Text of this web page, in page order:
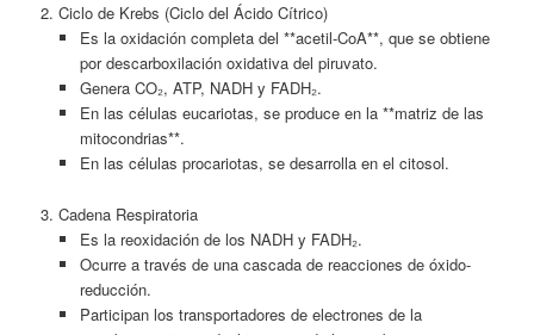
2. Ciclo de Krebs (Ciclo del Ácido Cítrico)
Es la oxidación completa del **acetil-CoA**, que se obtiene
por descarboxilación oxidativa del piruvato.
Genera CO₂, ATP, NADH y FADH₂.
En las células eucariotas, se produce en la **matriz de las
mitocondrias**.
En las células procariotas, se desarrolla en el citosol.
3. Cadena Respiratoria
Es la reoxidación de los NADH y FADH₂.
Ocurre a través de una cascada de reacciones de óxido-
reducción.
Participan los transportadores de electrones de la